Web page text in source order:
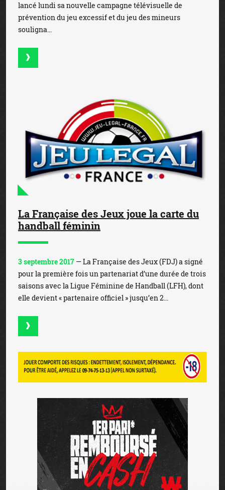
lancé lundi sa nouvelle campagne télévisuelle de
prévention du jeu excessif et du jeu des mineurs
souligna...
La Française des Jeux joue la carte du
handball féminin
3 septembre 2017 — La Française des Jeux (FDJ) a signé
pour la première fois un partenariat d’une durée de trois
saisons avec la Ligue Féminine de Handball (LFH), dont
elle devient « partenaire officiel » jusqu’en 2...